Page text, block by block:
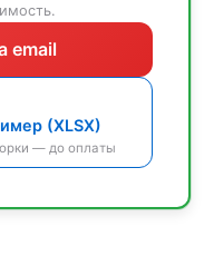
email
(XLSX)
— до оплаты